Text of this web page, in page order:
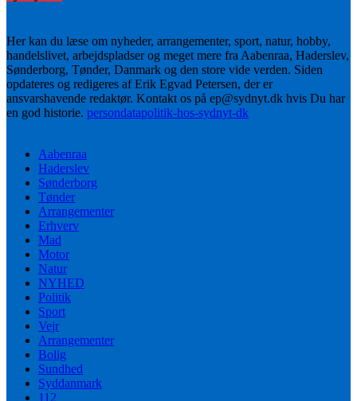
Her kan du læse om nyheder, arrangementer, sport, natur, hobby,
handelslivet, arbejdspladser og meget mere fra Aabenraa, Haderslev,
Sønderborg, Tønder, Danmark og den store vide verden. Siden
opdateres og redigeres af Erik Egvad Petersen, der er
ansvarshavende redaktør. Kontakt os på ep@sydnyt.dk hvis Du har
en god historie. persondatapolitik-hos-sydnyt-dk
Aabenraa
Haderslev
Sønderborg
Tønder
Arrangementer
Erhverv
Mad
Motor
Natur
NYHED
Politik
Sport
Vejr
Arrangementer
Bolig
Sundhed
Syddanmark
112